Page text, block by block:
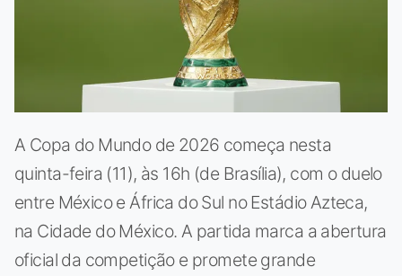
A Copa do Mundo de 2026 começa nesta
quinta-feira (11), às 16h (de Brasília), com o duelo
entre México e África do Sul no Estádio Azteca,
na Cidade do México. A partida marca a abertura
oficial da competição e promete grande